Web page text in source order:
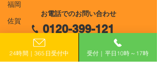
福岡
佐賀
熊本
和8年度 価格転嫁サポー
ト補助金
お電話でのお問い合わせ
0120-399-121
24時間｜365日受付中 受付｜平日10時～17時